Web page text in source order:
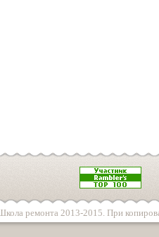
ремонта 2013-2015. При